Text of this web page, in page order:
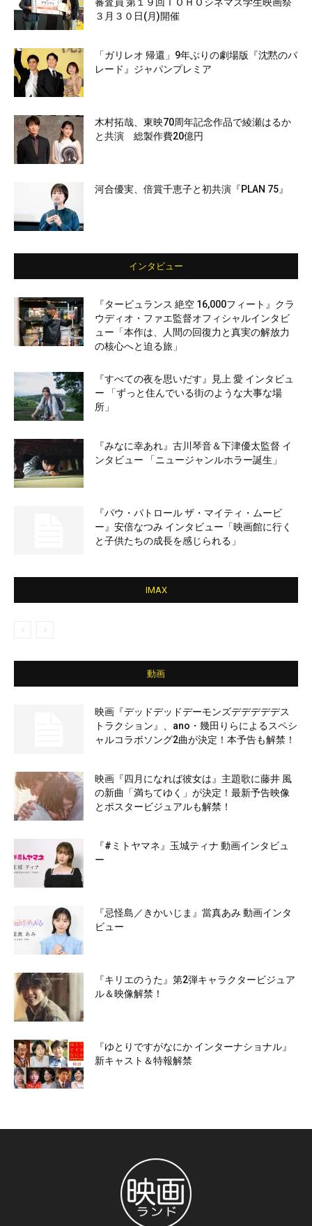
３月３０日(月)開催
「ガリレオ 帰還」9年ぶりの劇場版『沈黙のパ
レード』ジャパンプレミア
木村拓哉、東映70周年記念作品で綾瀬はるか
と共演 総製作費20億円
河合優実、倍賞千恵子と初共演『PLAN 75』
インタビュー
『タービュランス 絶空 16,000フィート』クラ
ウディオ・ファエ監督オフィシャルインタビ
ュー「本作は、人間の回復力と真実の解放力
の核心へと迫る旅」
『すべての夜を思いだす』見上 愛 インタビュ
ー 「ずっと住んでいる街のような大事な場
所」
『みなに幸あれ』古川琴音＆下津優太監督 イ
ンタビュー 「ニュージャンルホラー誕生」
『パウ・パトロール ザ・マイティ・ムービ
ー』安倍なつみ インタビュー「映画館に行く
と子供たちの成長を感じられる」
IMAX
動画
映画『デッドデッドデーモンズデデデデデス
トラクション』、ano・幾田りらによるスペシ
ャルコラボソング2曲が決定！本予告も解禁！
映画『四月になれば彼女は』主題歌に藤井 風
の新曲「満ちてゆく」が決定！最新予告映像
とポスタービジュアルも解禁！
『#ミトヤマネ』玉城ティナ 動画インタビュ
ー
『忌怪島／きかいじま』當真あみ 動画インタ
ビュー
『キリエのうた』第2弾キャラクタービジュア
ル＆映像解禁！
『ゆとりですがなにか インターナショナル』
新キャスト＆特報解禁